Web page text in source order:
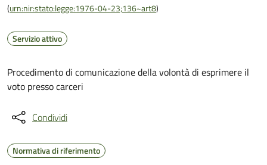
(urn:nir:stato:legge:1976-04-23;136~art8)
Servizio attivo
Procedimento di comunicazione della volontà di esprimere il
voto presso carceri
Condividi
Normativa di riferimento